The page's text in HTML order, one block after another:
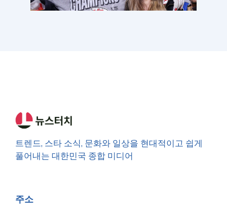
트렌드, 스타 소식, 문화와 일상을 현대적이고 쉽게
풀어내는 대한민국 종합 미디어
주소